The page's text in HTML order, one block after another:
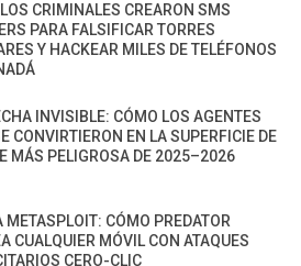
CRIMINALES CREARON SMS
PARA FALSIFICAR TORRES
Y HACKEAR MILES DE TELÉFONOS
INVISIBLE: CÓMO LOS AGENTES
CONVIRTIERON EN LA SUPERFICIE DE
MÁS PELIGROSA DE 2025–2026
METASPLOIT: CÓMO PREDATOR
CUALQUIER MÓVIL CON ATAQUES
CERO-CLIC